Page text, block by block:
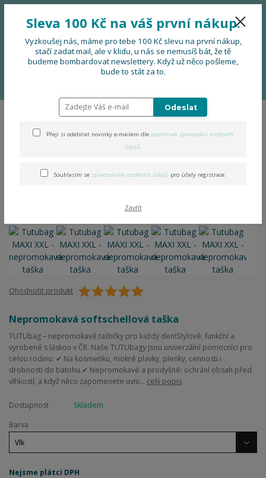
Menu
0 Kč
Tutubag MAXI XXL -
nepromokavá taška
Ohodnotit produkt
Nepromokavá softschellová taška
TUTUbag – nepromokavé taštičky pro každý den!Stylové, funkční a
vyrobené s láskou v ČR. Naše TUTUbagy jsou univerzální pomocníci pro
celou rodinu: ✔ Na kosmetiku, mokré plavky, plenky, cennosti i
drobnosti do batohu.✔ Nepromokavé a prodyšné: ochrání obsah před
vlhkostí, a když něco zapomenete uvni... celý popis
Dostupnost
Skladem
Barva
Nejsme plátci DPH
Sleva 100 Kč na váš první nákup.
Vyzkoušej nás, máme pro tebe 100 Kč slevu na první nákup,
stačí zadat mail, ale v klidu, u nás se nemusíš bát, že tě
budeme bombardovat newslettery. Když už něco pošleme,
bude to stát za to.
Odeslat
Přeji si odebírat novinky e-mailem dle podmínek zpracování osobních
údajů.
Souhlasím se zpracováním osobních údajů pro účely registrace.
Zavřít